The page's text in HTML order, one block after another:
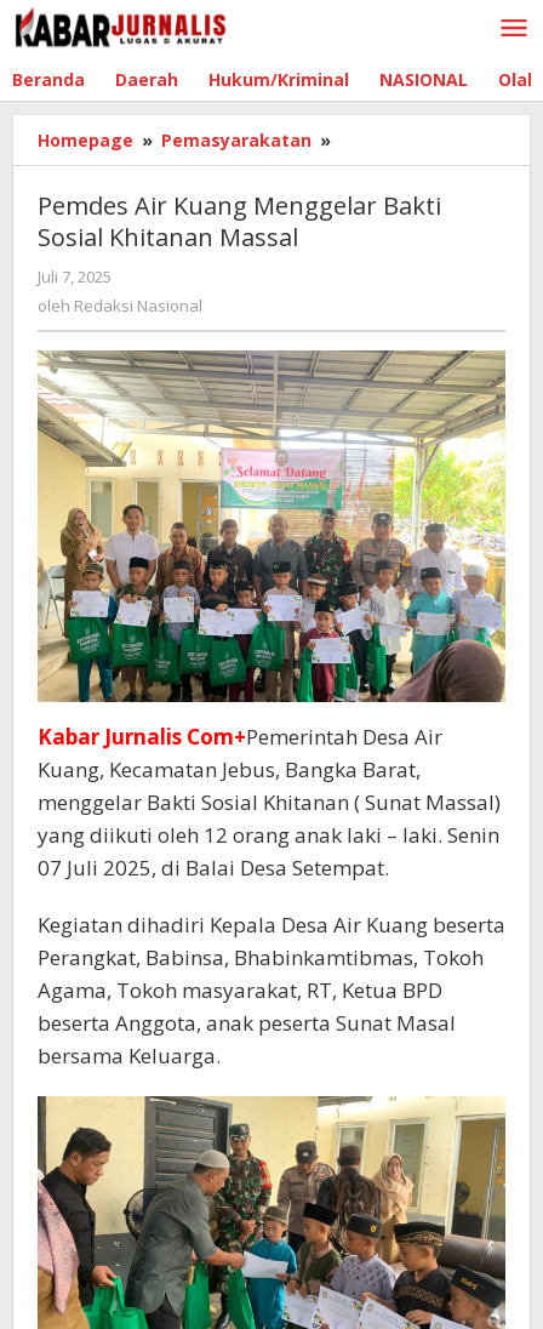
Lewati
ke
Beranda Daerah Hukum/Kriminal NASIONAL
Homepage » Pemasyarakatan »
Air
Kuang
Menggelar
Pemdes Air Kuang Menggelar Bakti
Sosial Khitanan Massal
Juli 7, 2025
Redaksi
oleh Redaksi Nasional
Kabar Jurnalis Com+Pemerintah Desa Air
Kuang, Kecamatan Jebus, Bangka Barat,
menggelar Bakti Sosial Khitanan ( Sunat Massal)
yang diikuti oleh 12 orang anak laki – laki. Senin
07 Juli 2025, di Balai Desa Setempat.
Kegiatan dihadiri Kepala Desa Air Kuang beserta
Perangkat, Babinsa, Bhabinkamtibmas, Tokoh
Agama, Tokoh masyarakat, RT, Ketua BPD
beserta Anggota, anak peserta Sunat Masal
bersama Keluarga.